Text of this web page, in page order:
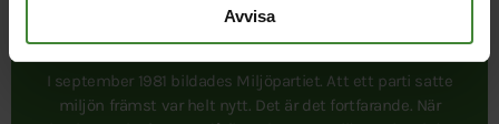
Avvisa
I september 1981 bildades Miljöpartiet. Att ett parti satte
miljön främst var helt nytt. Det är det fortfarande. När